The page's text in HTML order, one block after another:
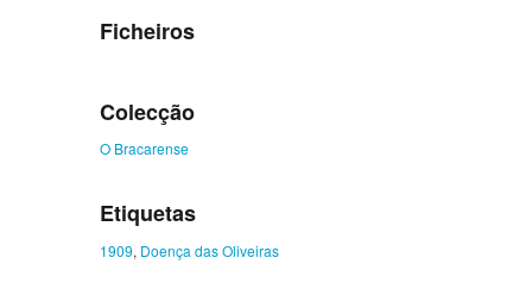
Ficheiros
Colecção
O Bracarense
Etiquetas
1909, Doença das Oliveiras